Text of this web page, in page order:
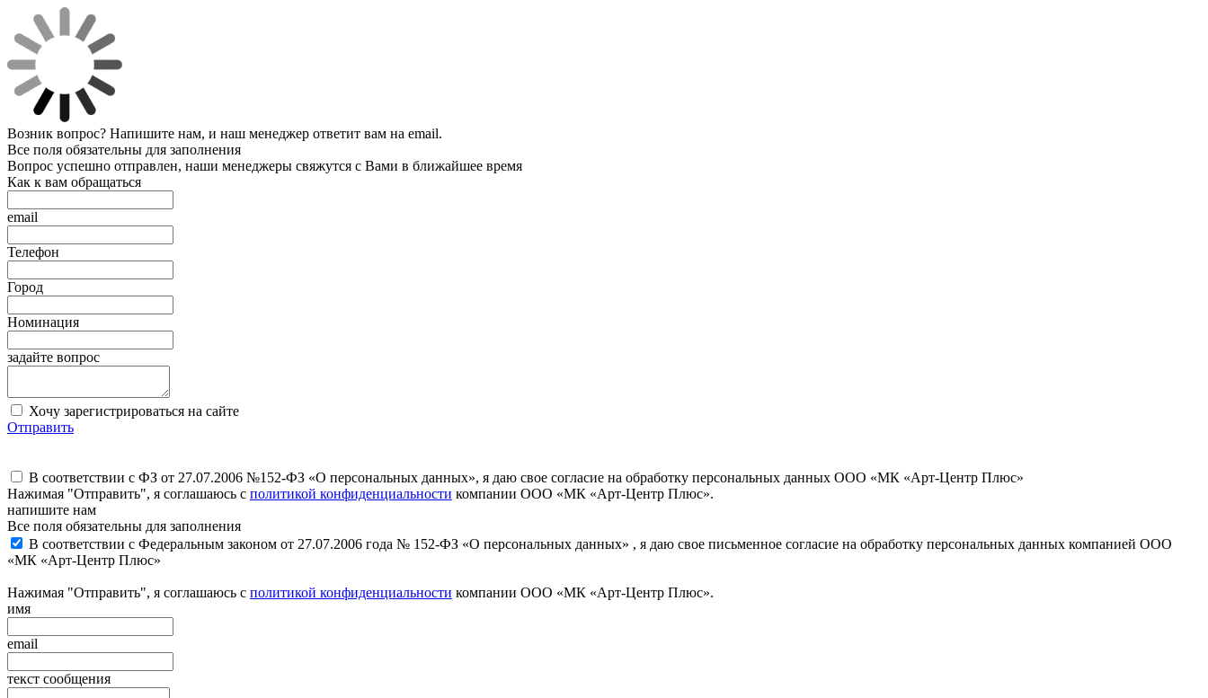
Возник вопрос? Напишите нам, и наш менеджер ответит вам на email.
Все поля обязательны для заполнения
Вопрос успешно отправлен, наши менеджеры свяжутся с Вами в ближайшее время
Как к вам обращаться
email
Телефон
Город
Номинация
задайте вопрос
Хочу зарегистрироваться на сайте
Отправить
В соответствии с ФЗ от 27.07.2006 №152-ФЗ «О персональных данных», я даю свое согласие на обработку персональных данных ООО «МК «Арт-Центр Плюс»
Нажимая "Отправить", я соглашаюсь с политикой конфиденциальности компании ООО «МК «Арт-Центр Плюс».
напишите нам
Все поля обязательны для заполнения
В соответствии с Федеральным законом от 27.07.2006 года № 152-ФЗ «О персональных данных» , я даю свое письменное согласие на обработку персональных данных компанией ООО
«МК «Арт-Центр Плюс»
Нажимая "Отправить", я соглашаюсь с политикой конфиденциальности компании ООО «МК «Арт-Центр Плюс».
имя
email
текст сообщения